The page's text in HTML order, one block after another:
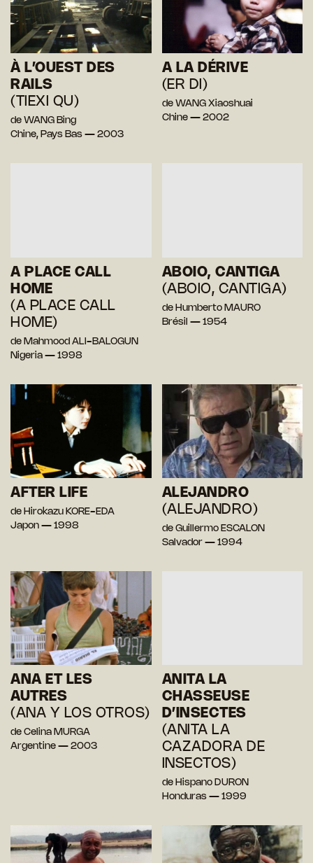
À L’OUEST DES
RAILS
(TIEXI QU)
de WANG Bing
Chine, Pays Bas — 2003
A LA DÉRIVE
(ER DI)
de WANG Xiaoshuai
Chine — 2002
A PLACE CALL
HOME
(A PLACE CALL
HOME)
de Mahmood ALI-BALOGUN
Nigeria — 1998
ABOIO, CANTIGA
(ABOIO, CANTIGA)
de Humberto MAURO
Brésil — 1954
AFTER LIFE
de Hirokazu KORE-EDA
Japon — 1998
ALEJANDRO
(ALEJANDRO)
de Guillermo ESCALON
Salvador — 1994
ANA ET LES
AUTRES
(ANA Y LOS OTROS)
de Celina MURGA
Argentine — 2003
ANITA LA
CHASSEUSE
D’INSECTES
(ANITA LA
CAZADORA DE
INSECTOS)
de Hispano DURON
Honduras — 1999